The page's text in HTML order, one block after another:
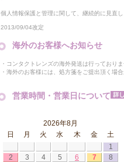
個人情報保護と管理に関して、継続的に見直
2013/09/04改定
海外のお客様へお知らせ
・コンタクトレンズの海外発送は行っておりま
・海外のお客様には、処方箋をご提出頂く場
営業時間・営業日について
2026年8月
日
月 火 水 木 金
土
1
2
3 4 5 6 7
8